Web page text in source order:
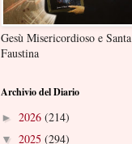
Gesù Misericordioso e Santa
Faustina
Archivio del Diario
► 2026 (214)
▼ 2025 (294)